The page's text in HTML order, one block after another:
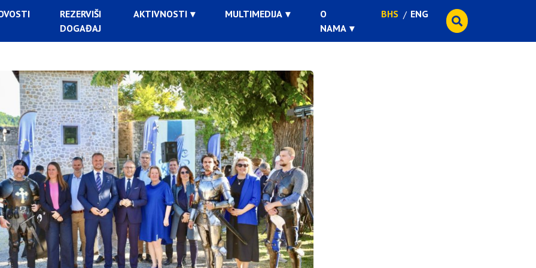
REZERVIŠI
DOGAĐAJ
AKTIVNOSTI MULTIMEDIJA
O
NAMA
BHS ENG